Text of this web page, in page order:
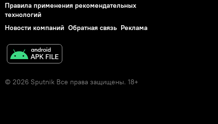
Правила применения рекомендательных
технологий
Новости компаний Обратная связь Реклама
© 2026 Sputnik Все права защищены. 18+